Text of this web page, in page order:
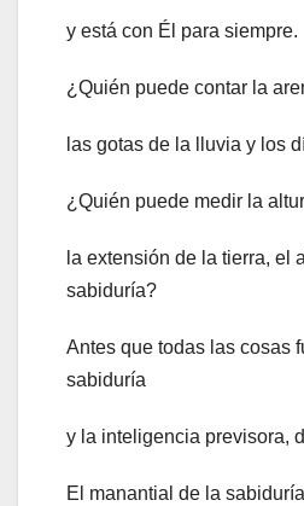
y está con Él para siempre.
¿Quién puede contar la
las gotas de la lluvia y los
¿Quién puede medir la
la extensión de la tierra, el
sabiduría?
Antes que todas las cosas
sabiduría
y la inteligencia previsora,
El manantial de la